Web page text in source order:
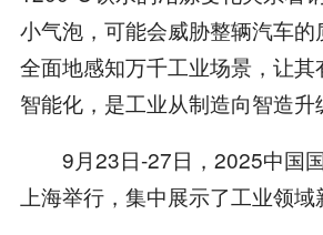
小气泡，可能会威胁整辆汽车
全面地感知万千工业场景，让其
智能化，是工业从制造向智造升
9月23日-27日，2025中国
上海举行，集中展示了工业领